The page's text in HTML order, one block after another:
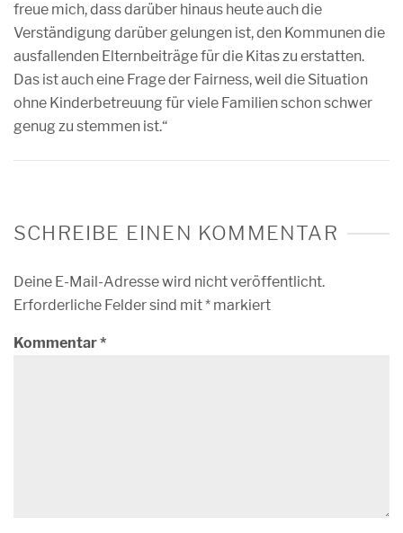
freue mich, dass darüber hinaus heute auch die
Verständigung darüber gelungen ist, den Kommunen die
ausfallenden Elternbeiträge für die Kitas zu erstatten.
Das ist auch eine Frage der Fairness, weil die Situation
ohne Kinderbetreuung für viele Familien schon schwer
genug zu stemmen ist.“
SCHREIBE EINEN KOMMENTAR
Deine E-Mail-Adresse wird nicht veröffentlicht.
Erforderliche Felder sind mit* markiert
Kommentar*